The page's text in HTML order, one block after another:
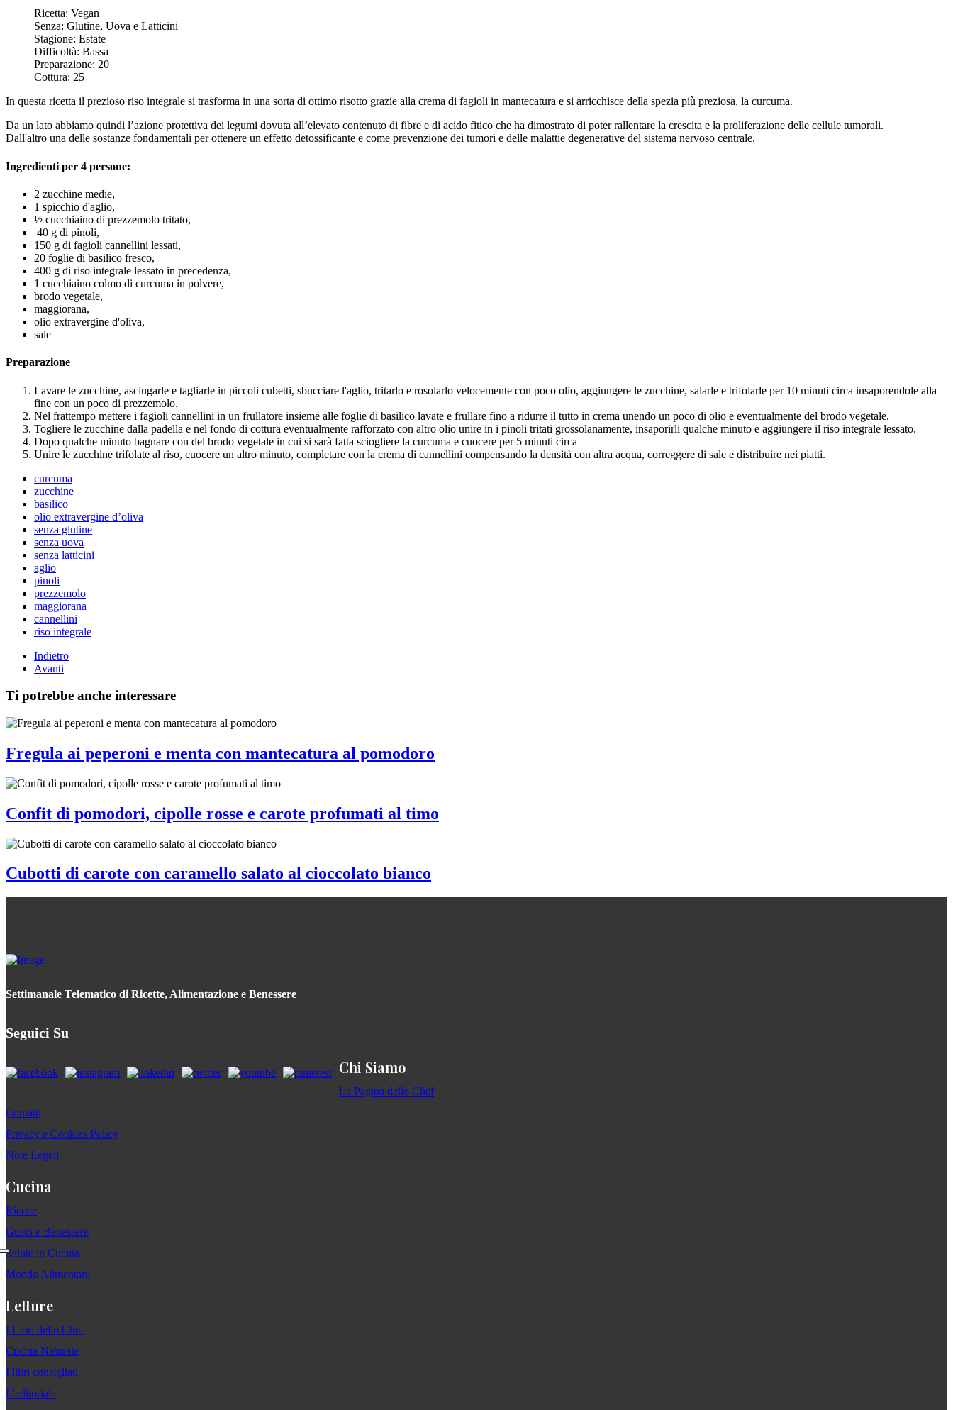
Ricetta: Vegan
Senza: Glutine, Uova e Latticini
Stagione: Estate
Difficoltà: Bassa
Preparazione: 20
Cottura: 25
In questa ricetta il prezioso riso integrale si trasforma in una sorta di ottimo risotto grazie alla crema di fagioli in mantecatura e si arricchisce della spezia più preziosa, la curcuma.
Da un lato abbiamo quindi l’azione protettiva dei legumi dovuta all’elevato contenuto di fibre e di acido fitico che ha dimostrato di poter rallentare la crescita e la proliferazione delle cellule tumorali.
Dall'altro una delle sostanze fondamentali per ottenere un effetto detossificante e come prevenzione dei tumori e delle malattie degenerative del sistema nervoso centrale.
Ingredienti per 4 persone:
2 zucchine medie,
1 spicchio d'aglio,
½ cucchiaino di prezzemolo tritato,
40 g di pinoli,
150 g di fagioli cannellini lessati,
20 foglie di basilico fresco,
400 g di riso integrale lessato in precedenza,
1 cucchiaino colmo di curcuma in polvere,
brodo vegetale,
maggiorana,
olio extravergine d'oliva,
sale
Preparazione
Lavare le zucchine, asciugarle e tagliarle in piccoli cubetti, sbucciare l'aglio, tritarlo e rosolarlo velocemente con poco olio, aggiungere le zucchine, salarle e trifolarle per 10 minuti circa insaporendole alla
fine con un poco di prezzemolo.
Nel frattempo mettere i fagioli cannellini in un frullatore insieme alle foglie di basilico lavate e frullare fino a ridurre il tutto in crema unendo un poco di olio e eventualmente del brodo vegetale.
Togliere le zucchine dalla padella e nel fondo di cottura eventualmente rafforzato con altro olio unire in i pinoli tritati grossolanamente, insaporirli qualche minuto e aggiungere il riso integrale lessato.
Dopo qualche minuto bagnare con del brodo vegetale in cui si sarà fatta sciogliere la curcuma e cuocere per 5 minuti circa
Unire le zucchine trifolate al riso, cuocere un altro minuto, completare con la crema di cannellini compensando la densità con altra acqua, correggere di sale e distribuire nei piatti.
curcuma
zucchine
basilico
olio extravergine d’oliva
senza glutine
senza uova
senza latticini
aglio
pinoli
prezzemolo
maggiorana
cannellini
riso integrale
Indietro
Avanti
Ti potrebbe anche interessare
Fregula ai peperoni e menta con mantecatura al pomodoro
Confit di pomodori, cipolle rosse e carote profumati al timo
Cubotti di carote con caramello salato al cioccolato bianco
Settimanale Telematico di Ricette, Alimentazione e Benessere
Seguici Su
Chi Siamo
La Pagina dello Chef
Contatti
Privacy e Cookies Policy
Note Legali
Cucina
Ricette
Gusto e Benessere
Salute in Cucina
Mondo Alimentare
Letture
I Libri dello Chef
Cucina Naturale
I libri consigliati
L'editoriale